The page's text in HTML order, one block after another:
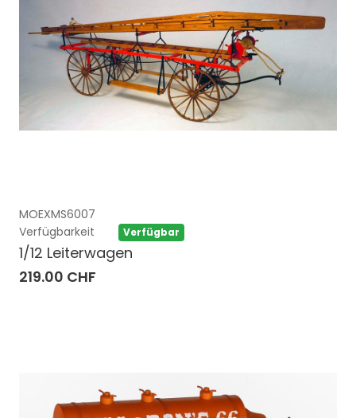
MOEXMS6007
Verfügbarkeit
Verfügbar
1/12 Leiterwagen
219.00 CHF